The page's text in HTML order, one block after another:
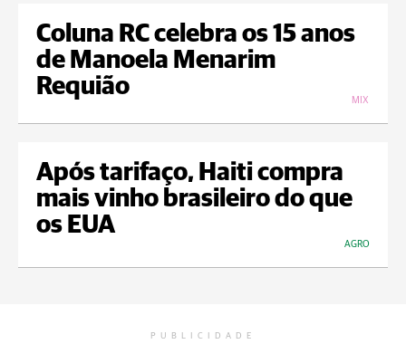
Coluna RC celebra os 15 anos
de Manoela Menarim
Requião
MIX
Após tarifaço, Haiti compra
mais vinho brasileiro do que
os EUA
AGRO
PUBLICIDADE